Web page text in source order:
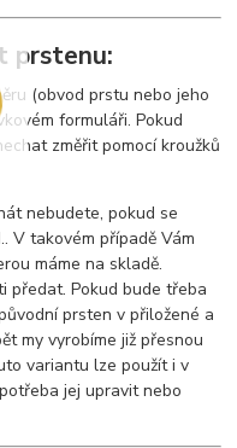
prstenu:
(obvod prstu nebo jeho
formuláři. Pokud
změřit pomocí kroužků
nebudete, pokud se
V takovém případě Vám
máme na skladě.
předat. Pokud bude třeba
prsten v přiložené a
my vyrobíme již přesnou
variantu lze použít i v
jej upravit nebo